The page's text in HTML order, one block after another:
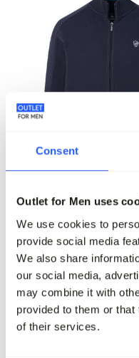
Consent
Outlet for Men uses
We use cookies to
provide social media
We also share
our social media,
may combine it with
provided to them or
of their services.
-70%
Campbell Vest
139,95 41,95
Maak je